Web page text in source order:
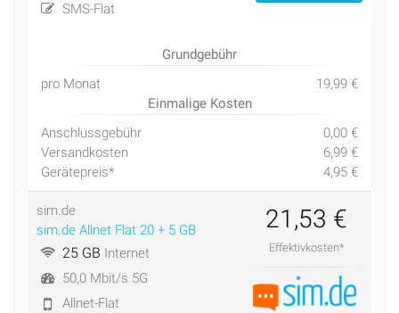
SMS-Flat
Grundgebühr
pro Monat
19,99 €
Einmalige Kosten
Anschlussgebühr
0,00 €
Versandkosten
6,99 €
Gerätepreis*
4,95 €
sim.de
sim.de Allnet Flat 20 + 5 GB
25 GB Internet
50,0 Mbit/s 5G
Allnet-Flat
21,53 €
Effektivkosten*